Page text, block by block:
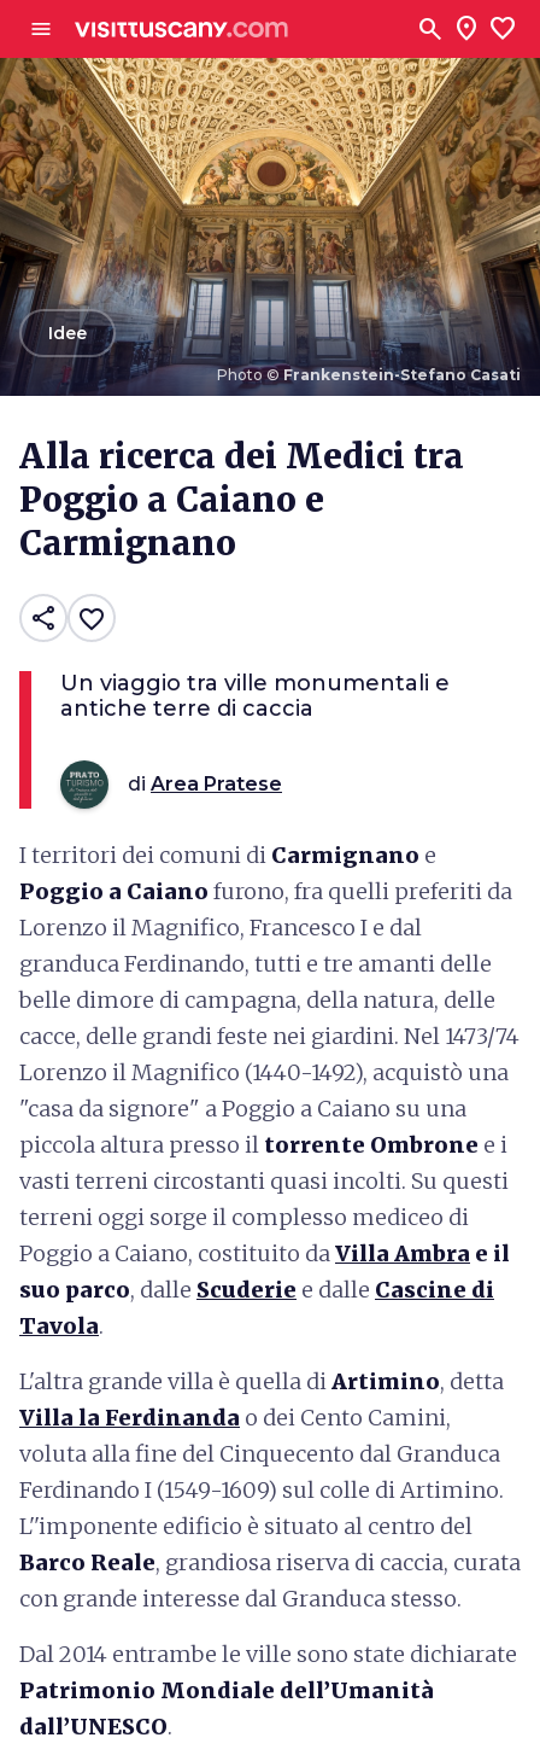
menu search location_on favorite
Photo ©Frankenstein-Stefano Casati
arrow_backIdee
Alla ricerca dei Medici tra
Poggio a Caiano e
Carmignano
share favorite_border
Un viaggio tra ville monumentali e
antiche terre di caccia
di Area Pratese
I territori dei comuni di Carmignano e
Poggio a Caiano furono, fra quelli preferiti da
Lorenzo il Magnifico, Francesco I e dal
granduca Ferdinando, tutti e tre amanti delle
belle dimore di campagna, della natura, delle
cacce, delle grandi feste nei giardini. Nel 1473/74
Lorenzo il Magnifico (1440-1492), acquistò una
"casa da signore" a Poggio a Caiano su una
piccola altura presso il torrente Ombrone e i
vasti terreni circostanti quasi incolti. Su questi
terreni oggi sorge il complesso mediceo di
Poggio a Caiano, costituito daVilla Ambra e il
suo parco, dalle Scuderie e dalle Cascine di
Tavola.
L'altra grande villa è quella diArtimino, detta
Villa la Ferdinanda o dei Cento Camini,
voluta alla fine del Cinquecento dal Granduca
Ferdinando I (1549-1609) sul colle di Artimino.
L''imponente edificio è situato al centro del
Barco Reale, grandiosa riserva di caccia, curata
con grande interesse dal Granduca stesso.
Dal 2014 entrambe le ville sono state dichiarate
Patrimonio Mondiale dell’Umanità
dall’UNESCO.